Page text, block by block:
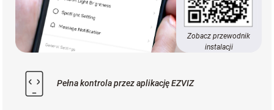
Zobacz przewodnik
instalacji
Pełna kontrola przez aplikację EZVIZ